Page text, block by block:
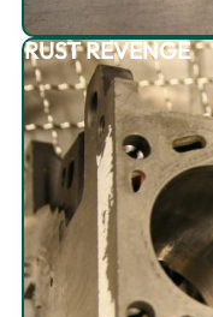
RUST REVENGE